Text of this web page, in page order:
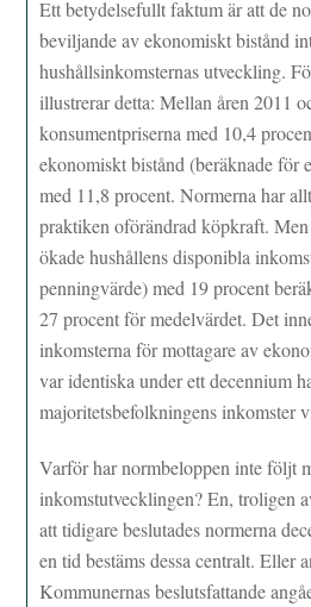
Ett betydelsefullt faktum är att de
beviljande av ekonomiskt bistånd
hushållsinkomsternas utveckling.
illustrerar detta: Mellan åren 2011
konsumentpriserna med 10,4
ekonomiskt bistånd (beräknade för
med 11,8 procent. Normerna har
praktiken oförändrad köpkraft.
ökade hushållens disponibla
penningvärde) med 19 procent
27 procent för medelvärdet. Det
inkomsterna för mottagare av
var identiska under ett decennium
majoritetsbefolkningens inkomster
Varför har normbeloppen inte följt
inkomstutvecklingen? En, troligen
att tidigare beslutades normerna
en tid bestäms dessa centralt. Eller
Kommunernas beslutsfattande